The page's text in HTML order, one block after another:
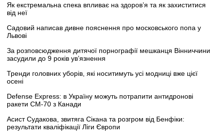
Як екстремальна спека впливає на здоров’я та як захиститися
від неї
Садовий написав дивне пояснення про московського попа у
Львові
За розповсюдження дитячої порнографії мешканця Вінниччини
засудили до 9 років ув’язнення
Тренди головних уборів, які носитимуть усі модниці вже цієї
осені
Defense Express: в Україну можуть потрапити антидронові
ракети CM-70 з Канади
Асист Судакова, звитяга Сікана та розгром від Бенфіки:
результати кваліфікації Ліги Європи